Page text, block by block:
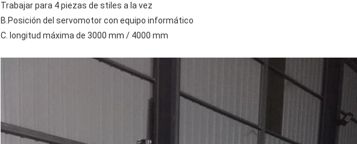
Trabajar para 4 piezas de stiles a la vez
B.Posición del servomotor con equipo informático
C. longitud máxima de 3000 mm / 4000 mm